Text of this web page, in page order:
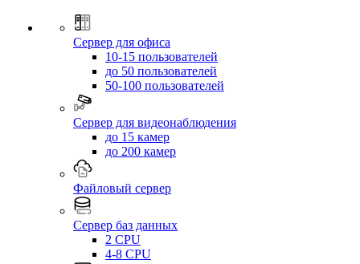
Сервер для офиса
10-15 пользователей
до 50 пользователей
50-100 пользователей
Сервер для видеонаблюдения
до 15 камер
до 200 камер
Файловый сервер
Сервер баз данных
2 CPU
4-8 CPU